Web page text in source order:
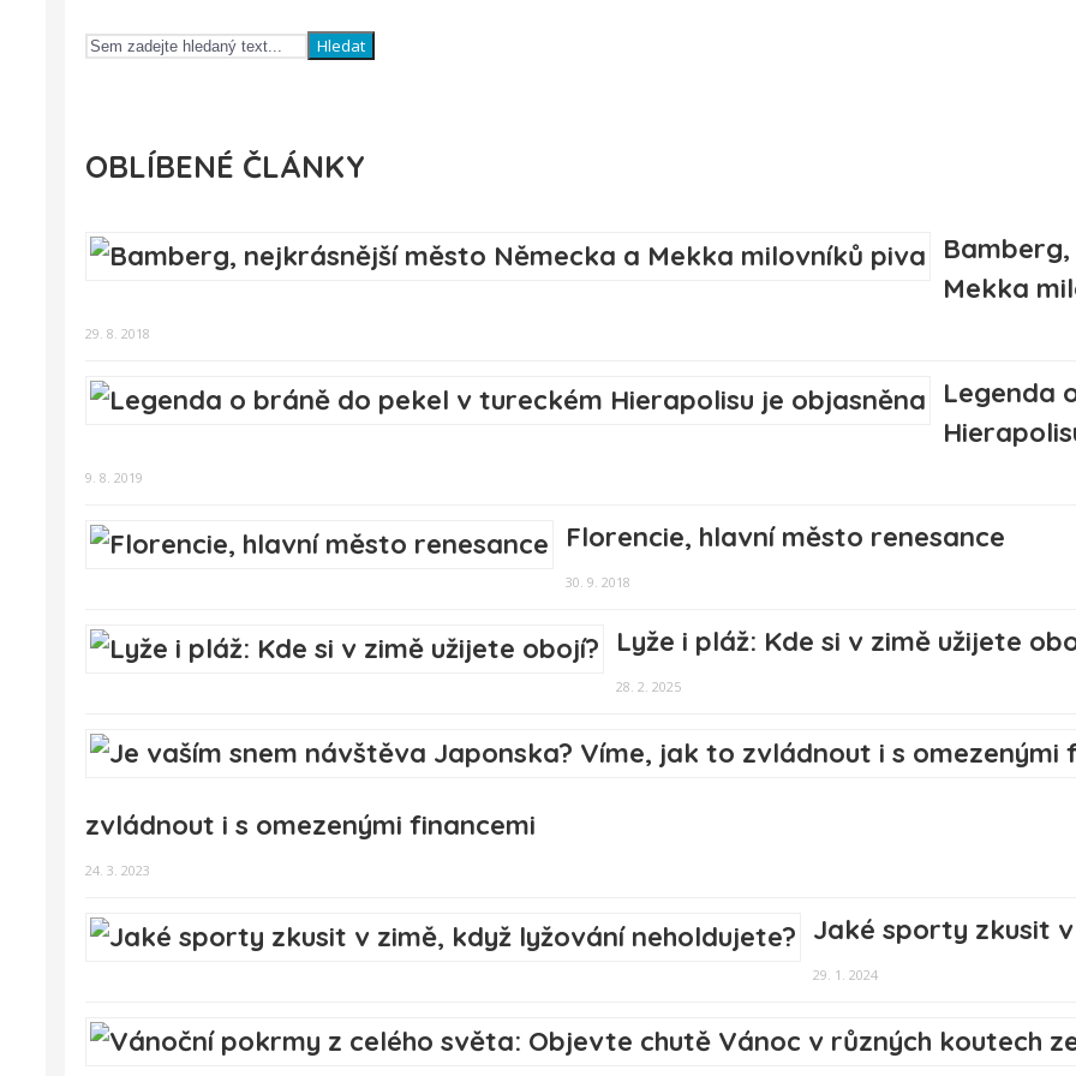
Hledat
OBLÍBENÉ ČLÁNKY
Mekka
29. 8. 2018
Legenda
9. 8. 2019
Florencie, hlavní město renesance
30. 9. 2018
Lyže i pláž: Kde si v zimě užijete
28. 2. 2025
zvládnout i s omezenými financemi
24. 3. 2023
Jaké sporty zkusit
29. 1. 2024